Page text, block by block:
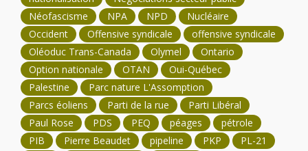
Néofascisme
NPA NPD
Nucléaire
Occident
Offensive syndicale
offensive syndicale
Oléoduc Trans-Canada
Olymel
Ontario
Option nationale
OTAN
Oui-Québec
Palestine
Parc nature L'Assomption
Parcs éoliens
Parti de la rue
Parti Libéral
Paul Rose
PDS PEQ péages
pétrole
PIB
Pierre Beaudet pipeline PKP
PL-21